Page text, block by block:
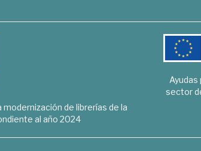
modernización de librerías de la
al año 2024
sector